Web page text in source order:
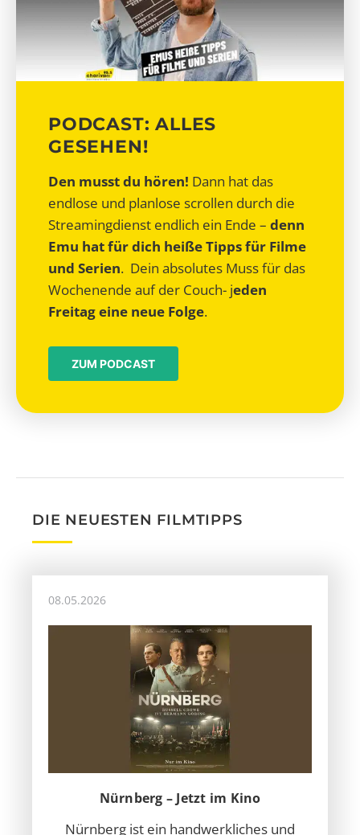
PODCAST: ALLES
GESEHEN!
Den musst du hören! Dann hat das
endlose und planlose scrollen durch die
Streamingdienst endlich ein Ende – denn
Emu hat für dich heiße Tipps für Filme
und Serien. Dein absolutes Muss für das
Wochenende auf der Couch- jeden
Freitag eine neue Folge.
ZUM PODCAST
DIE NEUESTEN FILMTIPPS
08.05.2026
Nürnberg – Jetzt im Kino
Nürnberg ist ein handwerkliches und